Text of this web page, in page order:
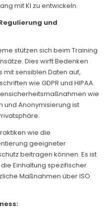
mit KI zu entwickeln.
und
stützen sich beim Training
Dies wirft Bedenken
sensiblen Daten auf,
wie GDPR und HIPAA.
wie
und Anonymisierung ist
wie die
geeigneter
beitragen können. Es ist
Einhaltung spezifischer
Maßnahmen über ISO